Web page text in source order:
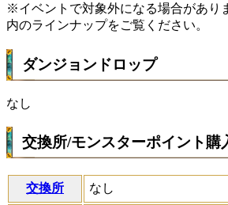
※イベントで対象外になる場合があり
内のラインナップをご覧ください。
ダンジョンドロップ
なし
交換所/モンスターポイント購
交換所 なし